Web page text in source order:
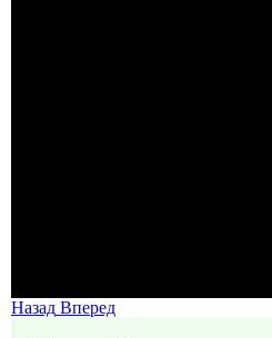
Назад Вперед